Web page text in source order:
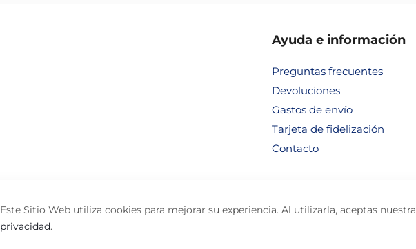
Ayuda e información
Preguntas frecuentes
Devoluciones
Gastos de envío
Tarjeta de fidelización
Contacto
La Caja de Bombillas
Este Sitio Web utiliza cookies para mejorar su experiencia. Al utilizarla, aceptas nuestra
privacidad.